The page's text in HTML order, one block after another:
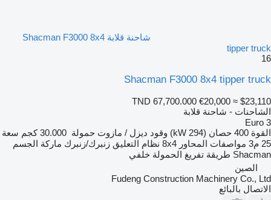
شاحنة قلابة Shacman F3000 8x4
tipper truck
16
Shacman F3000 8x4 tipper truck
TND 67,700.000 €20,000 ≈ $23,110
الشاحنات - شاحنة قلابة
Euro 3
القوة 400 حصان (294 kW) وقود ديزل / مازوت حمولة 30.000 كجم
سعة
25 م3
مواصفات المحاور 8x4 نظام التعليق زنبرك/زنبرك ماركة الجسم
Shacman طريقة تفريغ الحمولة خلفي
الصين
Fudeng Construction Machinery Co., Ltd
الاتصال بالبائع